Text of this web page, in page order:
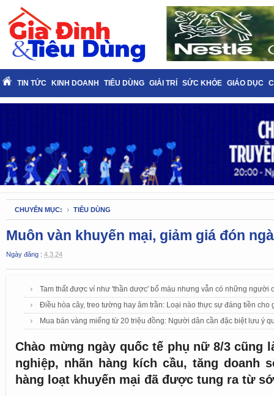
TIN TỨC KINH DOANH TIÊU DÙNG GIẢI TRÍ SỨC KHỎE GIÁO DỤC
CHUYÊN MỤC: TIÊU DÙNG
Muôn vàn khuyến mại, giảm giá đón
Ngày đăng : 4.3.24
Tam thất được ví như 'thần dược' bổ máu nhưng vẫn có những người
Điều hòa cây, treo tường hay âm trần: Loại nào thực sự đáng tiền cho
Mua bán vàng miếng từ 20 triệu đồng: Người dân cần đặc biệt lưu ý
Chào mừng ngày quốc tế phụ nữ 8/3 cũng
nghiệp, nhãn hàng kích cầu, tăng doanh
hàng loạt khuyến mại đã được tung ra từ